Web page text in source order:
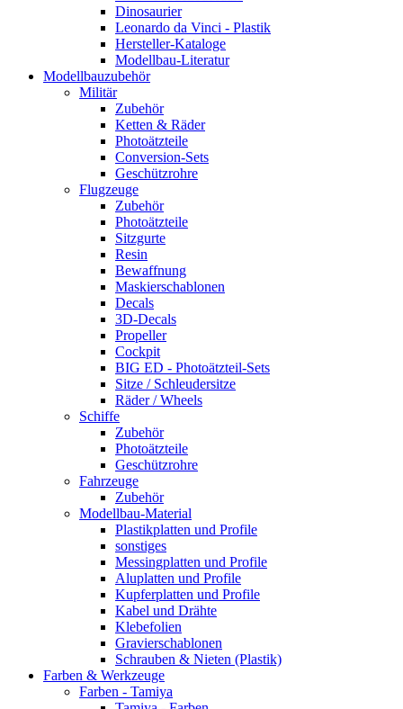
Dinosaurier
Leonardo da Vinci - Plastik
Hersteller-Kataloge
Modellbau-Literatur
Modellbauzubehör
Militär
Zubehör
Ketten & Räder
Photoätzteile
Conversion-Sets
Geschützrohre
Flugzeuge
Zubehör
Photoätzteile
Sitzgurte
Resin
Bewaffnung
Maskierschablonen
Decals
3D-Decals
Propeller
Cockpit
BIG ED - Photoätzteil-Sets
Sitze / Schleudersitze
Räder / Wheels
Schiffe
Zubehör
Photoätzteile
Geschützrohre
Fahrzeuge
Zubehör
Modellbau-Material
Plastikplatten und Profile
sonstiges
Messingplatten und Profile
Aluplatten und Profile
Kupferplatten und Profile
Kabel und Drähte
Klebefolien
Gravierschablonen
Schrauben & Nieten (Plastik)
Farben & Werkzeuge
Farben - Tamiya